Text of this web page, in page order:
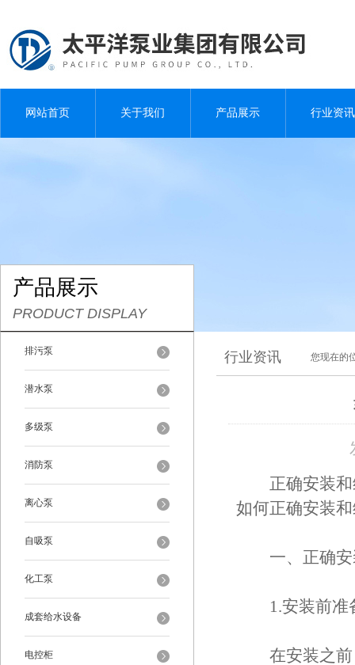
网站首页 关于我们 产品展示 行业资讯
产品展示
PRODUCT DISPLAY
排污泵
潜水泵
多级泵
消防泵
离心泵
自吸泵
化工泵
成套给水设备
电控柜
行业资讯 您现在的
正确安装和
如何正确安装
一、正确安
1.安装前准
在安装之前，